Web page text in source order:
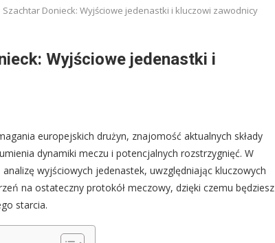
Szachtar Donieck: Wyjściowe jedenastki i kluczowi zawodnicy
Wyjściowe jedenastki i
europejskich drużyn, znajomość aktualnych składy
dynamiki meczu i potencjalnych rozstrzygnięć. W
wyjściowych jedenastek, uwzględniając kluczowych
na ostateczny protokół meczowy, dzięki czemu będziesz
starcia.